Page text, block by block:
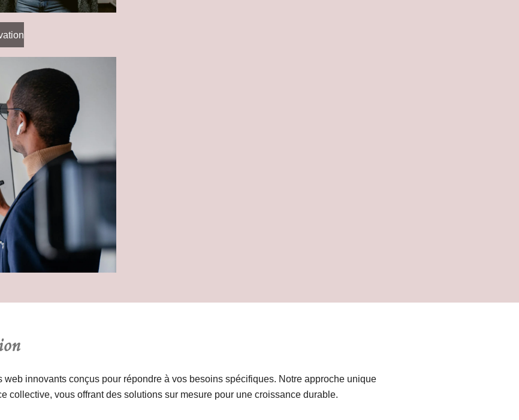
web innovants conçus pour répondre à vos besoins spécifiques. Notre approche unique
collective, vous offrant des solutions sur mesure pour une croissance durable.